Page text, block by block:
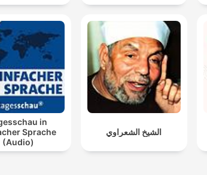
in
Sprache
(Audio)
الشيخ الشعراوي